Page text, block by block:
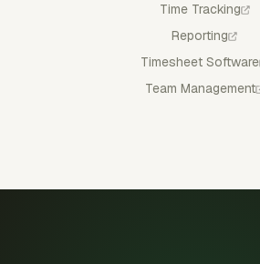
Time Tracking
Reporting
Timesheet Software
Team Management